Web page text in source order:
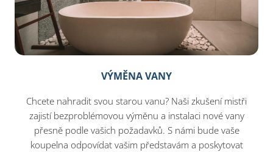
VÝMĚNA VANY
Chcete nahradit svou starou vanu? Naši zkušení mistři
zajistí bezproblémovou výměnu a instalaci nové vany
přesně podle vašich požadavků. S námi bude vaše
koupelna odpovídat vašim představám a poskytovat